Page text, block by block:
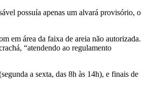
possuía apenas um alvará provisório, o
em área da faixa de areia não autorizada.
“atendendo ao regulamento
a sexta, das 8h às 14h), e finais de